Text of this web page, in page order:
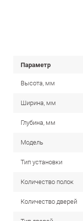
Параметр
Высота, мм
Ширина, мм
Глубина, мм
Модель
Тип установки
Количество полок
Количество дверей